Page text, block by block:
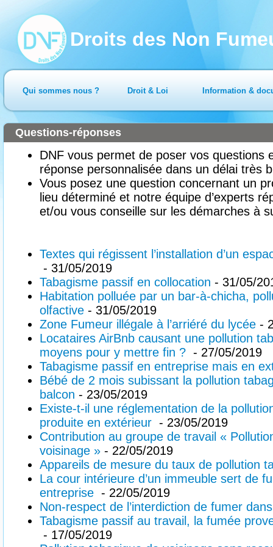
Droits des Non
Qui sommes nous ? Droit & Loi Information &
DNF vous permet de poser vos questions
réponse personnalisée dans un délai très
Vous posez une question concernant un
lieu déterminé et notre équipe d’experts
et/ou vous conseille sur les démarches à
Questions-réponses
Textes qui régissent l’installation d’un
- 31/05/2019
Tabagisme passif en collocation - 31/05/
Habitation polluée par un bar-à-chicha,
olfactive - 31/05/2019
Zone Fumeur illégale à l’arriéré du lycée -
Locataires AirBnb causant une pollution
moyens pour y mettre fin ? - 27/05/2019
Tabagisme passif en entreprise mais en
Bébé de 2 mois subissant la pollution
balcon - 23/05/2019
Existe-t-il une réglementation de la
produite en extérieur - 23/05/2019
Contribution au groupe de travail «
voisinage » - 22/05/2019
Appareils de mesure du taux de pollution
La cour intérieure d’un immeuble sert de
entreprise - 22/05/2019
Non-respect de l’interdiction de fumer
Tabagisme passif au travail, la fumée
- 17/05/2019